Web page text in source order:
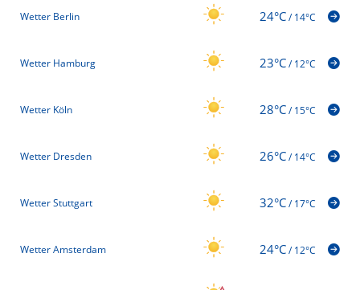
Wetter Berlin 24°C/14°C
Wetter Hamburg 23°C/12°C
Wetter Köln 28°C/15°C
Wetter Dresden 26°C/14°C
Wetter Stuttgart 32°C/17°C
Wetter Amsterdam 24°C/12°C